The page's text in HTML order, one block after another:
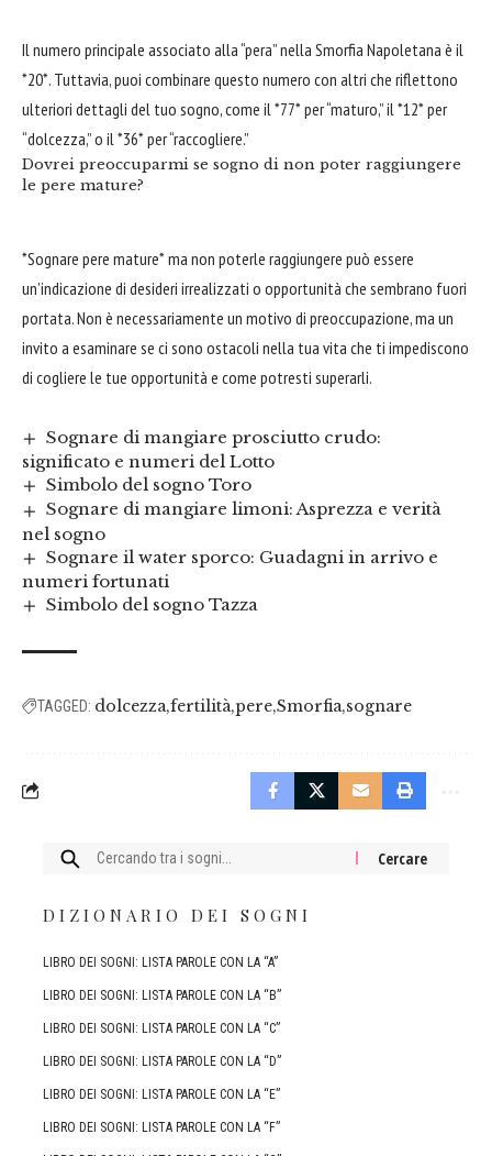
Il numero principale associato alla “pera” nella Smorfia Napoletana è il
*20*. Tuttavia, puoi combinare questo numero con altri che riflettono
ulteriori dettagli del tuo sogno, come il *77* per “maturo,” il *12* per
“dolcezza,” o il *36* per “raccogliere.”
Dovrei preoccuparmi se sogno di non poter raggiungere
le pere mature?
*Sognare pere mature* ma non poterle raggiungere può essere
un’indicazione di desideri irrealizzati o opportunità che sembrano fuori
portata. Non è necessariamente un motivo di preoccupazione, ma un
invito a esaminare se ci sono ostacoli nella tua vita che ti impediscono
di cogliere le tue opportunità e come potresti superarli.
Sognare di mangiare prosciutto crudo:
significato e numeri del Lotto
Simbolo del sogno Toro
Sognare di mangiare limoni: Asprezza e verità
nel sogno
Sognare il water sporco: Guadagni in arrivo e
numeri fortunati
Simbolo del sogno Tazza
TAGGED: dolcezza fertilità pere Smorfia sognare
Cercare:
DIZIONARIO DEI SOGNI
LIBRO DEI SOGNI: LISTA PAROLE CON LA “A”
LIBRO DEI SOGNI: LISTA PAROLE CON LA “B”
LIBRO DEI SOGNI: LISTA PAROLE CON LA “C”
LIBRO DEI SOGNI: LISTA PAROLE CON LA “D”
LIBRO DEI SOGNI: LISTA PAROLE CON LA “E”
LIBRO DEI SOGNI: LISTA PAROLE CON LA “F”